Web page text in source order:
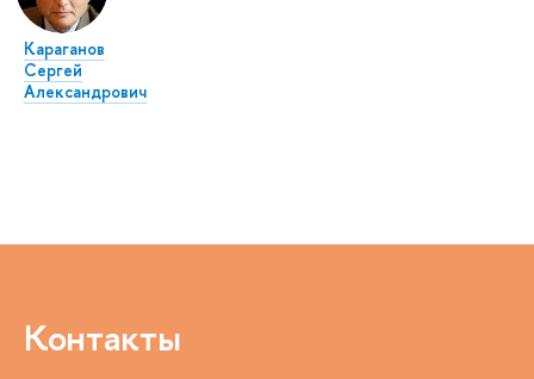
Караганов
Сергей
Александрович
Контакты